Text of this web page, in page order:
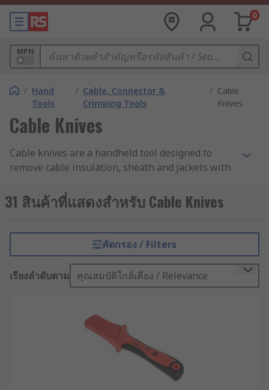
0
MPN
/ Hand
Tools
/ Cable, Connector &
Crimping Tools
/ Cable
Knives
Cable Knives
Cable knives are a handheld tool designed to
remove cable insulation, sheath and jackets with
connection. Cable knives are used by electricians,
maintenance engineers for cutting cables or
Cable knives make it ideal for removing cable
sheath fast without damaging the cable core,
they can also be used to cut cables. Choose the
What are the key features?
One-hand wire cutting operation
31 สินค้าที่แสดงสำหรับ Cable Knives
คัดกรอง / Filters
เรียงลำดับตาม คุณสมบัติใกล้เคียง / Relevance